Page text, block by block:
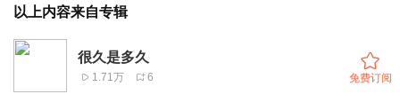
的真情流露。流过泪，滴过血，恋过你；承诺是“枷锁”，也
是最后的“执着”。
以上内容来自专辑
很久是多久
1.71万 6 免费订阅